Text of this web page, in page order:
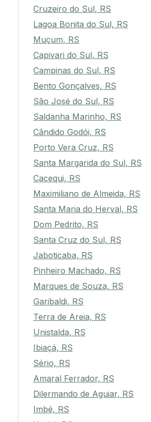
Cruzeiro do Sul, RS
Lagoa Bonita do Sul, RS
Muçum, RS
Capivari do Sul, RS
Campinas do Sul, RS
Bento Gonçalves, RS
São José do Sul, RS
Saldanha Marinho, RS
Cândido Godói, RS
Porto Vera Cruz, RS
Santa Margarida do Sul, RS
Cacequi, RS
Maximiliano de Almeida, RS
Santa Maria do Herval, RS
Dom Pedrito, RS
Santa Cruz do Sul, RS
Jaboticaba, RS
Pinheiro Machado, RS
Marques de Souza, RS
Garibaldi, RS
Terra de Areia, RS
Unistalda, RS
Ibiaçá, RS
Sério, RS
Amaral Ferrador, RS
Dilermando de Aguiar, RS
Imbé, RS